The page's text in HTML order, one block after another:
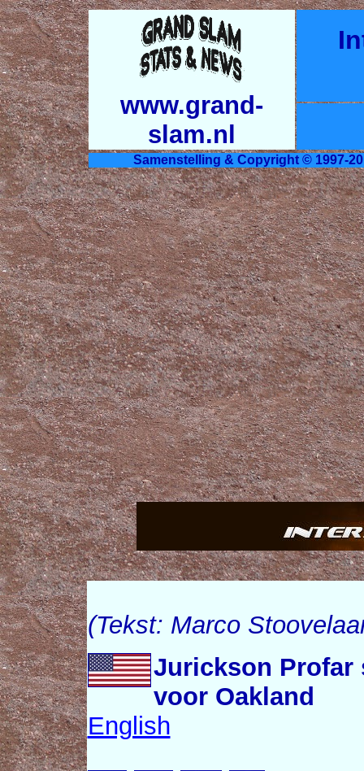
www.grand-
slam.nl
Samenstelling & Copyright © 1997-
(Tekst: Marco
Jurickson Profar
voor Oakland
English